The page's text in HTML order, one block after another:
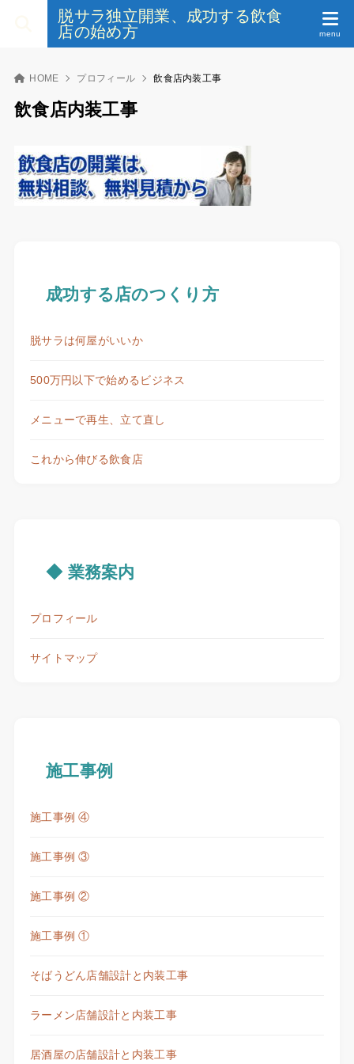
脱サラ独立開業、成功する飲食
店の始め方
HOME プロフィール 飲食店内装工事
飲食店内装工事
成功する店のつくり方
脱サラは何屋がいいか
500万円以下で始めるビジネス
メニューで再生、立て直し
これから伸びる飲食店
◆ 業務案内
プロフィール
サイトマップ
施工事例
施工事例 ④
施工事例 ③
施工事例 ②
施工事例 ①
そばうどん店舗設計と内装工事
ラーメン店舗設計と内装工事
居酒屋の店舗設計と内装工事